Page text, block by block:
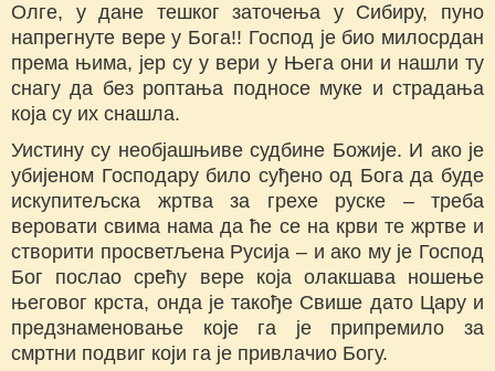
Олге, у дане тешког заточења у Сибиру, пуно
напрегнуте вере у Бога!! Господ је био милосрдан
према њима, јер су у вери у Њега они и нашли ту
снагу да без роптања подносе муке и страдања
која су их снашла.
Уистину су необјашњиве судбине Божије. И ако је
убијеном Господару било суђено од Бога да буде
искупитељска жртва за грехе руске – треба
веровати свима нама да ће се на крви те жртве и
створити просветљена Русија – и ако му је Господ
Бог послао срећу вере која олакшава ношење
његовог крста, онда је такође Свише дато Цару и
предзнаменовање које га је припремило за
смртни подвиг који га је привлачио Богу.